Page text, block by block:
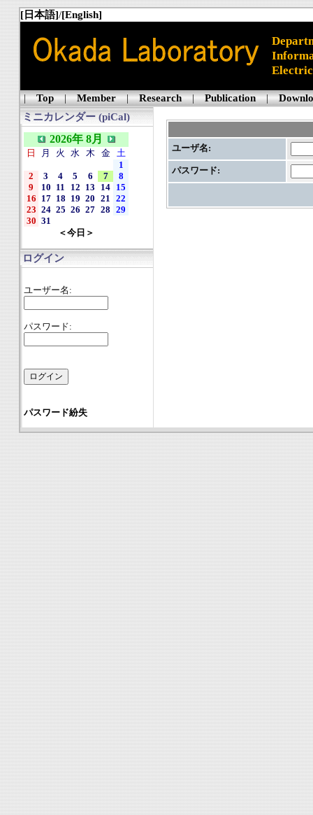
[日本語]/[English]
|Top|Member|Research|Publication|
ミニカレンダー (piCal)
2026年 8月
日 月 火 水 木 金
土
1
2
3 4 5 6 7
8
9
10 11 12 13 14 15
16 17 18 19 20 21
22
23 24 25 26 27 28
29
30 31
＜今日＞
ログイン
ユーザー名:
パスワード:
パスワード紛失
ユーザ名:
パスワード: